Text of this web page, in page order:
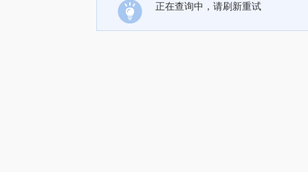
正在查询中，请刷新重试